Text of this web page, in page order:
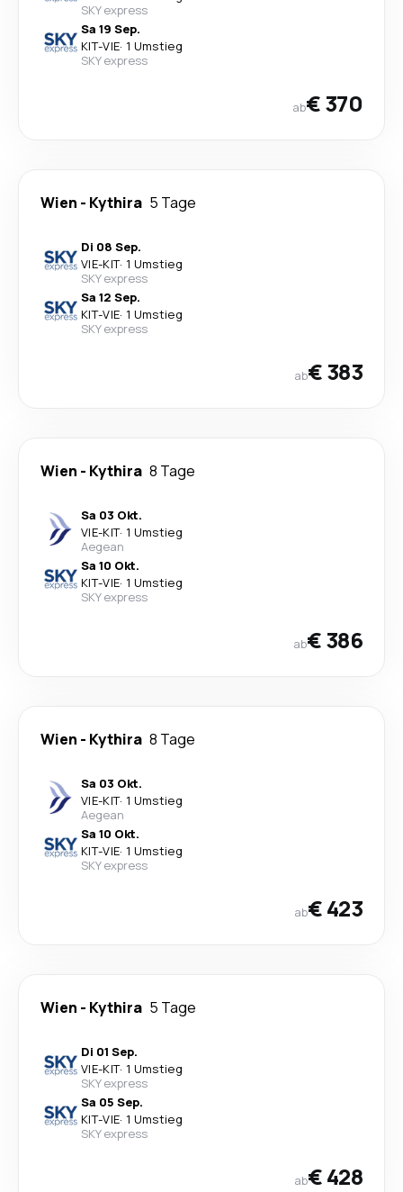
SKY express
Sa 19 Sep.
KIT-VIE· 1 Umstieg
SKY express
ab€ 370
Wien - Kythira 5 Tage
Di 08 Sep.
VIE-KIT· 1 Umstieg
SKY express
Sa 12 Sep.
KIT-VIE· 1 Umstieg
SKY express
ab€ 383
Wien - Kythira 8 Tage
Sa 03 Okt.
VIE-KIT· 1 Umstieg
Aegean
Sa 10 Okt.
KIT-VIE· 1 Umstieg
SKY express
ab€ 386
Wien - Kythira 8 Tage
Sa 03 Okt.
VIE-KIT· 1 Umstieg
Aegean
Sa 10 Okt.
KIT-VIE· 1 Umstieg
SKY express
ab€ 423
Wien - Kythira 5 Tage
Di 01 Sep.
VIE-KIT· 1 Umstieg
SKY express
Sa 05 Sep.
KIT-VIE· 1 Umstieg
SKY express
ab€ 428